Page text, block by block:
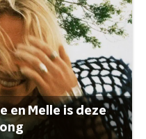
en Melle is deze